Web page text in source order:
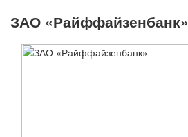
ЗАО «Райффайзенбанк»